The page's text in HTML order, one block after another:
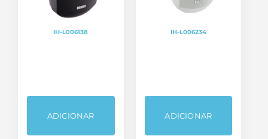
IH-L006138
ADICIONAR
IH-L006234
ADICIONAR